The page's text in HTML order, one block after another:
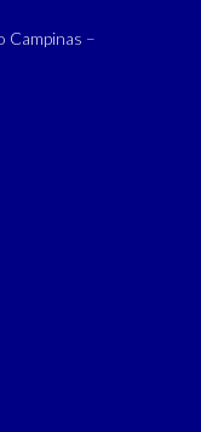
Campinas –